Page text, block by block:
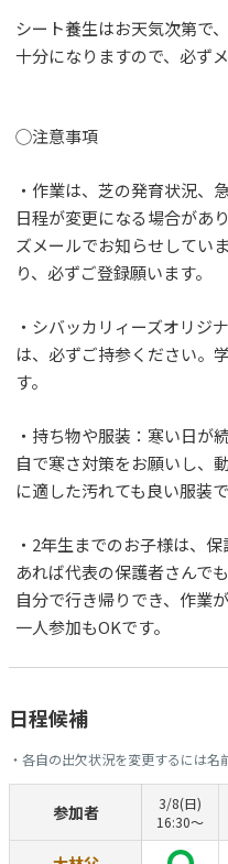
シート養生はお天気次第で
十分になりますので、必ず
◯注意事項
・作業は、芝の発育状況、
日程が変更になる場合があ
ズメールでお知らせしてい
り、必ずご登録願います。
・シバッカリィーズオリジ
は、必ずご持参ください。
す。
・持ち物や服装：寒い日が
自で寒さ対策をお願いし、
に適した汚れても良い服装
・2年生までのお子様は、
あれば代表の保護者さんで
自分で行き帰りでき、作業
一人参加もOKです。
日程候補
・各自の出欠状況を変更するには名
参加者
3/8(日)
16:30〜